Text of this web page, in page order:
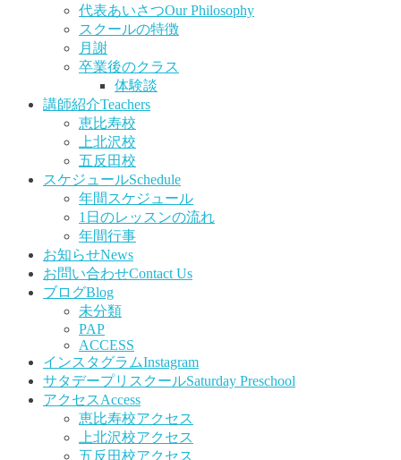
代表あいさつOur Philosophy
スクールの特徴
月謝
卒業後のクラス
体験談
講師紹介Teachers
恵比寿校
上北沢校
五反田校
スケジュールSchedule
年間スケジュール
1日のレッスンの流れ
年間行事
お知らせNews
お問い合わせContact Us
ブログBlog
未分類
PAP
ACCESS
インスタグラムInstagram
サタデープリスクールSaturday Preschool
アクセスAccess
恵比寿校アクセス
上北沢校アクセス
五反田校アクセス